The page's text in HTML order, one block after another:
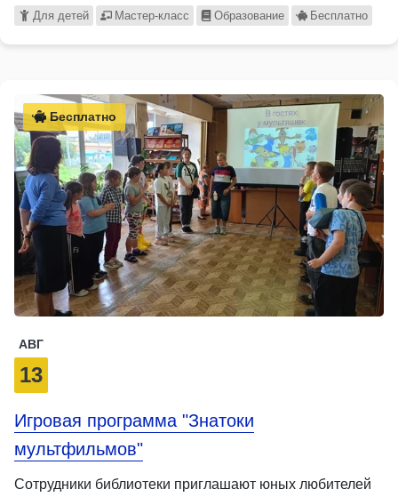
Для детей Мастер-класс Образование Бесплатно
Бесплатно
АВГ
13
Игровая программа "Знатоки
мультфильмов"
Сотрудники библиотеки приглашают юных любителей